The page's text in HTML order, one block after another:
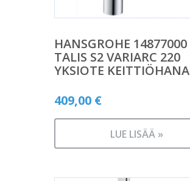
HANSGROHE 14877000
TALIS S2 VARIARC 220
YKSIOTE KEITTIÖHANA
409,00 €
LUE LISÄÄ »